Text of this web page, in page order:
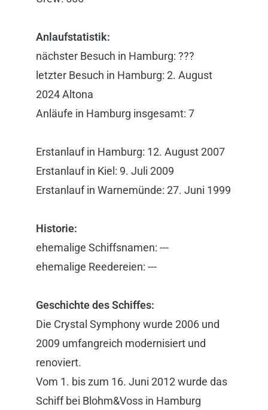
Anlaufstatistik:
nächster Besuch in Hamburg: ???
letzter Besuch in Hamburg: 2. August
2024 Altona
Anläufe in Hamburg insgesamt: 7
Erstanlauf in Hamburg: 12. August 2007
Erstanlauf in Kiel: 9. Juli 2009
Erstanlauf in Warnemünde: 27. Juni 1999
Historie:
ehemalige Schiffsnamen: ---
ehemalige Reedereien: ---
Geschichte des Schiffes:
Die Crystal Symphony wurde 2006 und
2009 umfangreich modernisiert und
renoviert.
Vom 1. bis zum 16. Juni 2012 wurde das
Schiff bei Blohm&Voss in Hamburg